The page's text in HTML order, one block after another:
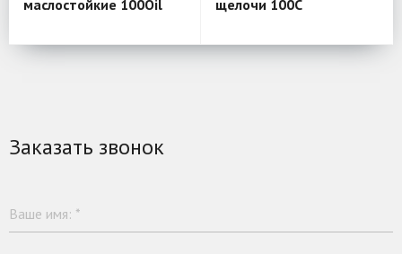
маслостойкие 100Oil
щелочи 100С
Заказать звонок
Ваше имя: *